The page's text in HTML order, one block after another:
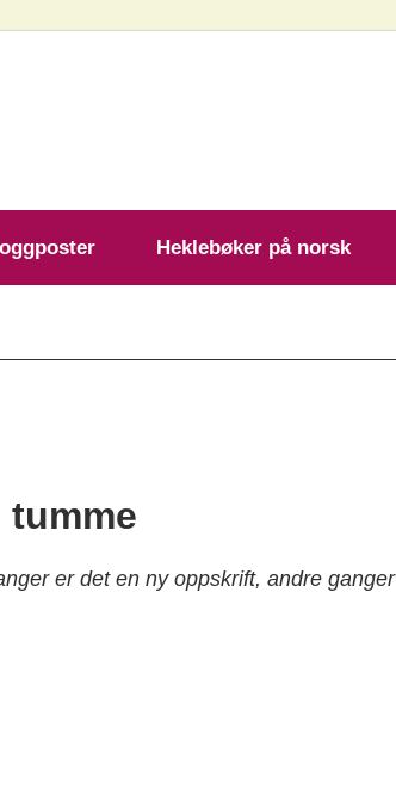
Heklebøker på norsk
er det en ny oppskrift, andre ganger